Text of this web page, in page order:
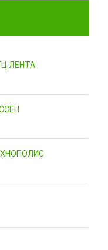
ЛЕНТА